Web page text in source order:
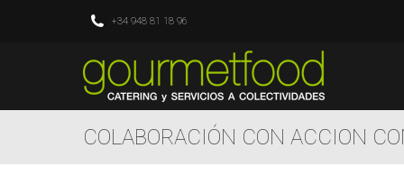
+34 948 81 18 96
COLABORACIÓN CON ACCION